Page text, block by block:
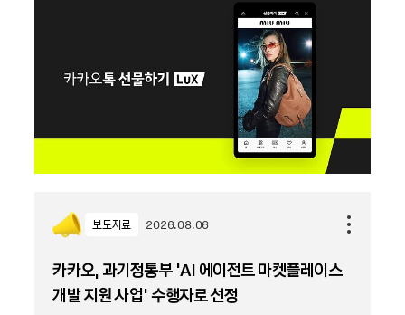
보도자료 2026.08.06
카카오, 과기정통부 ‘AI 에이전트 마켓플레이스
개발 지원 사업’ 수행자로 선정